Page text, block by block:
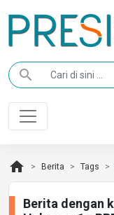
search
home Berita Tags
Berita dengan